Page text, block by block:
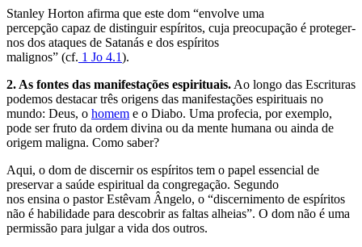
Stanley Horton afirma que este dom “envolve uma
percepção capaz de distinguir espíritos, cuja preocupação é proteger-
nos dos ataques de Satanás e dos espíritos
malignos” (cf. 1 Jo 4.1).
2. As fontes das manifestações espirituais. Ao longo das Escrituras
podemos destacar três origens das manifestações espirituais no
mundo: Deus, o homem e o Diabo. Uma profecia, por exemplo,
pode ser fruto da ordem divina ou da mente humana ou ainda de
origem maligna. Como saber?
Aqui, o dom de discernir os espíritos tem o papel essencial de
preservar a saúde espiritual da congregação. Segundo
nos ensina o pastor Estêvam Ângelo, o “discernimento de espíritos
não é habilidade para descobrir as faltas alheias”. O dom não é uma
permissão para julgar a vida dos outros.